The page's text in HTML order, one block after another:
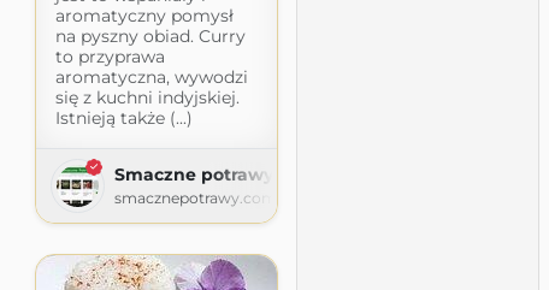
aromatyczny pomysł
na pyszny obiad. Curry
to przyprawa
aromatyczna, wywodzi
się z kuchni indyjskiej.
Istnieją także (...)
Smaczne potrawy
smacznepotrawy.com